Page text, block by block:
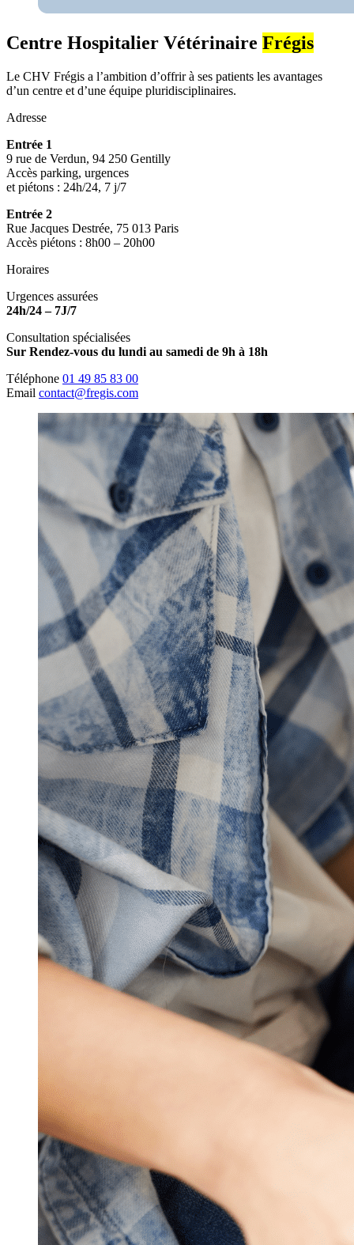
Centre Hospitalier Vétérinaire Frégis
Le CHV Frégis a l’ambition d’offrir à ses patients les avantages
d’un centre et d’une équipe pluridisciplinaires.
Adresse
Entrée 1
9 rue de Verdun, 94 250 Gentilly
Accès parking, urgences
et piétons : 24h/24, 7 j/7
Entrée 2
Rue Jacques Destrée, 75 013 Paris
Accès piétons : 8h00 – 20h00
Horaires
Urgences assurées
24h/24 – 7J/7
Consultation spécialisées
Sur Rendez-vous du lundi au samedi de 9h à 18h
Téléphone 01 49 85 83 00
Email contact@fregis.com